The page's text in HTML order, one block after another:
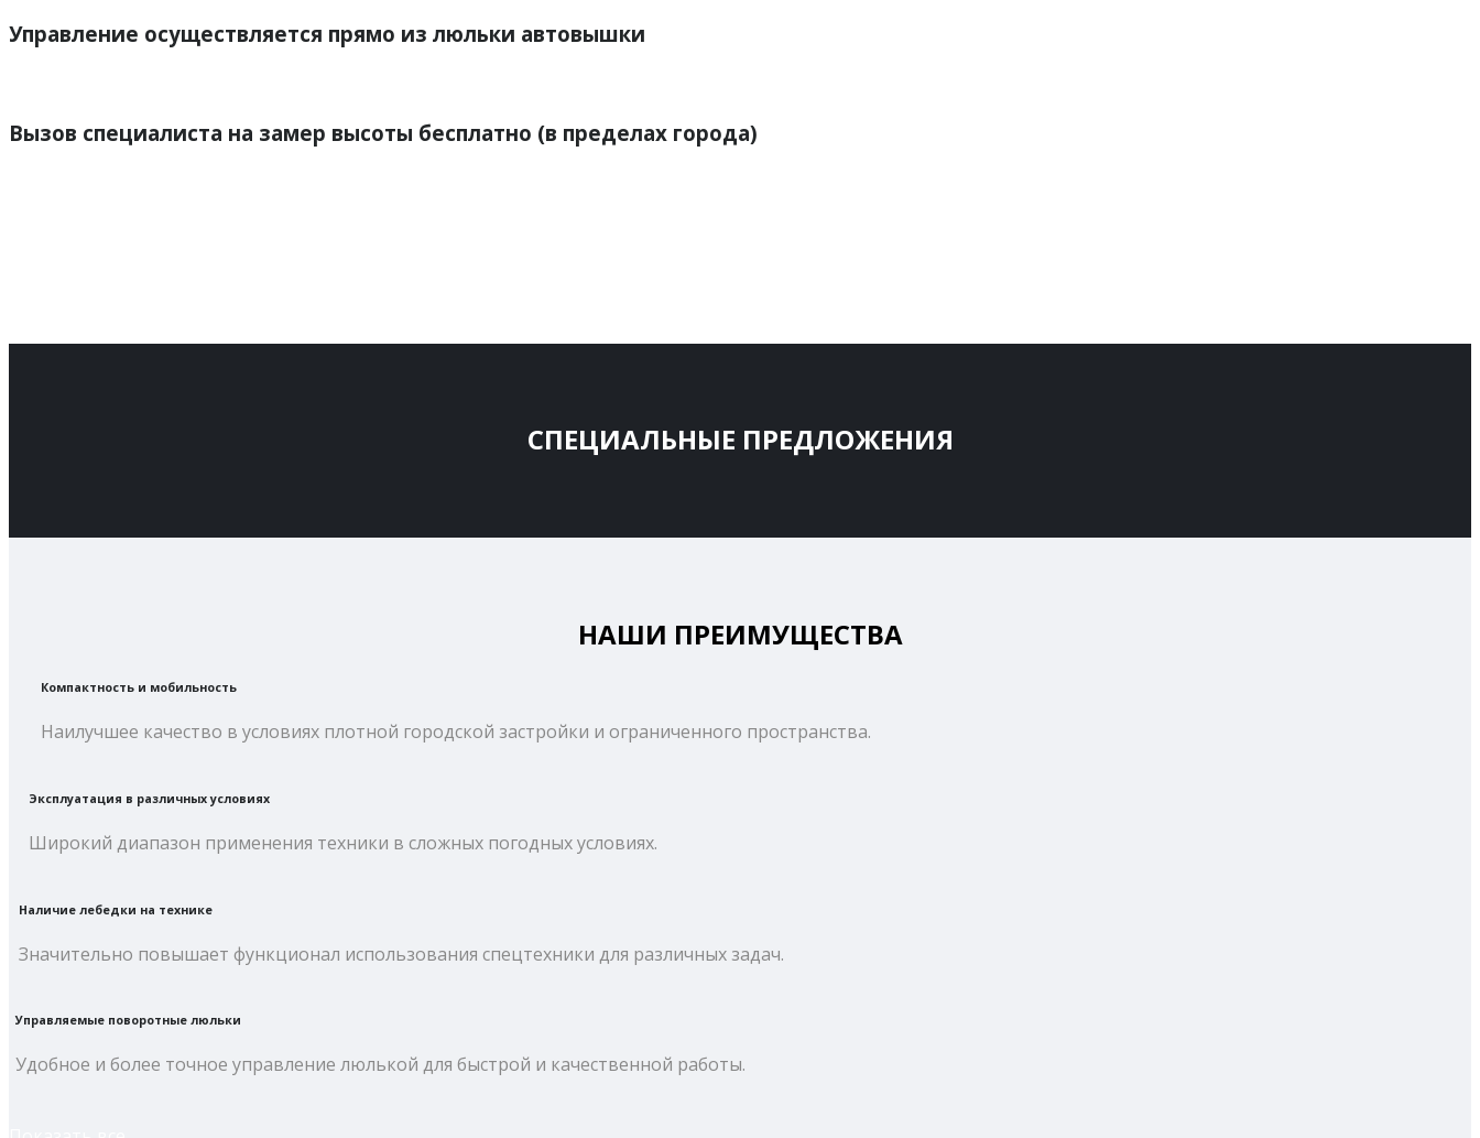
Управление осуществляется прямо из люльки автовышки
Вызов специалиста на замер высоты бесплатно (в пределах города)
СПЕЦИАЛЬНЫЕ ПРЕДЛОЖЕНИЯ
НАШИ ПРЕИМУЩЕСТВА
Компактность и мобильность
Наилучшее качество в условиях плотной городской застройки и ограниченного пространства.
Эксплуатация в различных условиях
Широкий диапазон применения техники в сложных погодных условиях.
Наличие лебедки на технике
Значительно повышает функционал использования спецтехники для различных задач.
Управляемые поворотные люльки
Удобное и более точное управление люлькой для быстрой и качественной работы.